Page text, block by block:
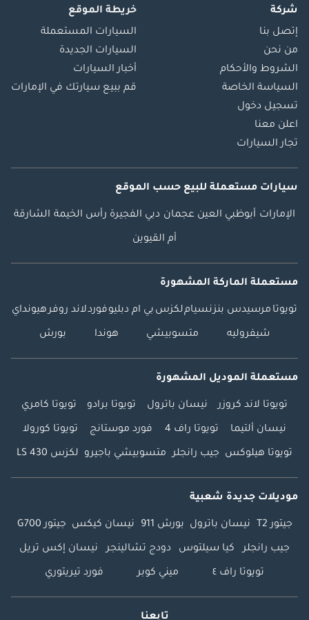
شركة
إتصل بنا
من نحن
الشروط والأحكام
السياسة الخاصة
تسجيل دخول
اعلن معنا
تجار السيارات
خريطة الموقع
السيارات المستعملة
السيارات الجديدة
أخبار السيارات
قم ببيع سيارتك في الإمارات
سيارات مستعملة للبيع حسب الموقع
الإمارات أبوظبي العين عجمان دبي الفجيرة رأس الخيمة الشارقة
أم القيوين
مستعملة الماركة المشهورة
تويوتا مرسيدس بنزنسياملكزس بي ام دبليوفوردلاند روفرهيونداي
شيفروليه متسوبيشي هوندا بورش
مستعملة الموديل المشهورة
تويوتا لاند كروزر نيسان باترول تويوتا برادو تويوتا كامري
نيسان ألتيما تويوتا راف 4 فورد موستانج تويوتا كورولا
تويوتا هيلوكس جيب رانجلر متسوبيشي باجيرو لكزس LS 430
موديلات جديدة شعبية
جيتور T2 نيسان باترول بورش 911 نيسان كيكس جيتور G700
جيب رانجلر كيا سيلتوس دودج تشالينجر نيسان إكس تريل
تويوتا راف ٤ ميني كوبر فورد تيريتوري
تابعنا